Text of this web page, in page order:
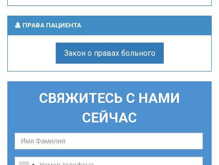
ПРАВА ПАЦИЕНТА
Закон о правах больного
СВЯЖИТЕСЬ С НАМИ
СЕЙЧАС